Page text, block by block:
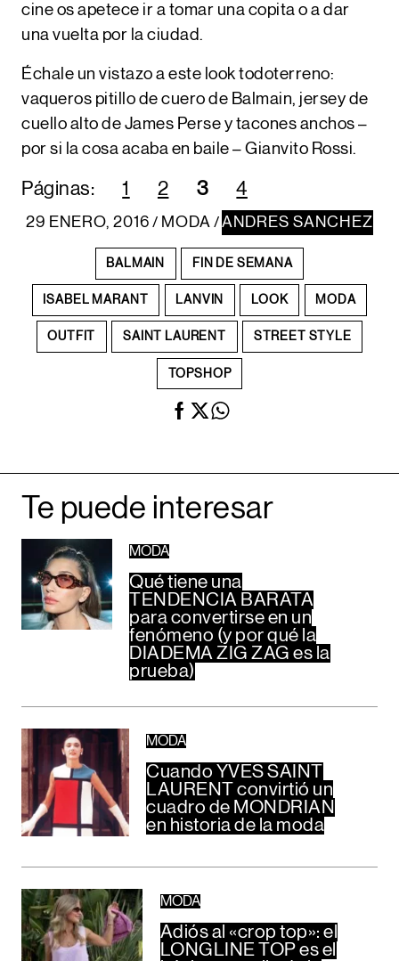
cine os apetece ir a tomar una copita o a dar
una vuelta por la ciudad.
Échale un vistazo a este look todoterreno:
vaqueros pitillo de cuero de Balmain, jersey de
cuello alto de James Perse y tacones anchos –
por si la cosa acaba en baile – Gianvito Rossi.
Páginas: 1 2 3 4
29 ENERO, 2016 / MODA / ANDRES SANCHEZ
BALMAIN FIN DE SEMANA
ISABEL MARANT LANVIN LOOK MODA
OUTFIT SAINT LAURENT STREET STYLE
TOPSHOP
Te puede interesar
MODA
Qué tiene una
TENDENCIA BARATA
para convertirse en un
fenómeno (y por qué la
DIADEMA ZIG ZAG es la
prueba)
MODA
Cuando YVES SAINT
LAURENT convirtió un
cuadro de MONDRIAN
en historia de la moda
MODA
Adiós al «crop top»: el
LONGLINE TOP es el